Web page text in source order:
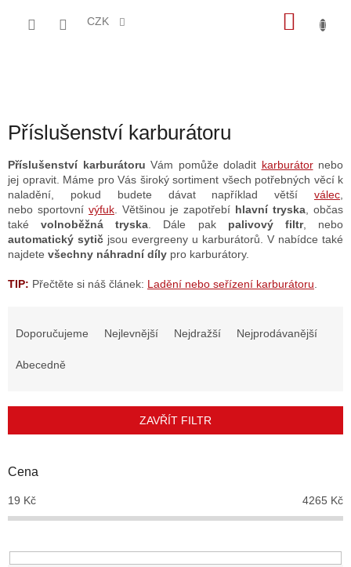
CZK
Příslušenství karburátoru
Příslušenství karburátoru Vám pomůže doladit karburátornebo
jej opravit. Máme pro Vás široký sortiment všech potřebných věcí k
naladění, pokud budete dávat například větší
válec
nebo sportovní výfuk . Většinou je zapotřebí hlavní tryska , občas
takévolnoběžná tryska . Dále pak palivový filtr, nebo
automatický sytič jsou evergreeny u karburátorů. V nabídce také
najdete všechny náhradní díly pro karburátory.
TIP: Přečtěte si náš článek: Ladění nebo seřízení karburátoru
r
d
k
t
Doporučujeme Nejlevnější Nejdražší Nejprodávanější
Abecedně
ZAVŘÍT FILTR
Cena
19 Kč 4265 Kč